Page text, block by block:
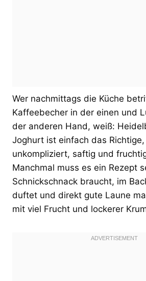
Wer nachmittags die Küche
Kaffeebecher in der einen und
der anderen Hand, weiß:
Joghurt ist einfach das
unkompliziert, saftig und
Manchmal muss es ein Rezept
Schnickschnack braucht, im
duftet und direkt gute Laune
mit viel Frucht und lockerer